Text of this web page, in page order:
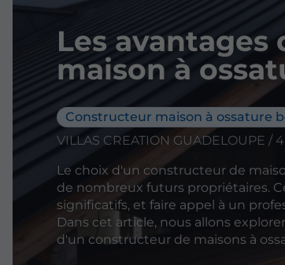
Les
maison à
Constructeur maison à ossature
VILLAS CREATION GUADELOUPE /
Le choix d'un constructeur de
de nombreux futurs propriétaires.
significatifs, et faire appel à un
Dans cet article, nous allons
d'un constructeur de maisons à